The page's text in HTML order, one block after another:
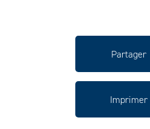
Partager
Imprimer